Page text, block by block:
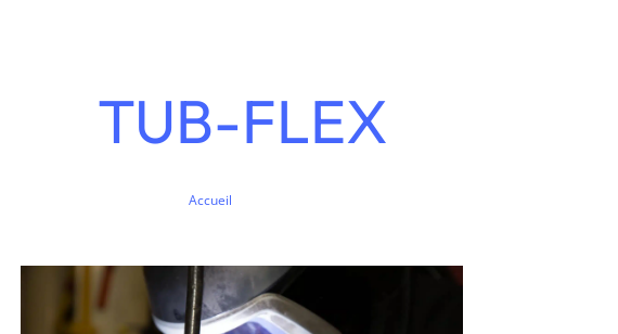
TUB-FLEX
Accueil
Externalisation marketing digital totale
pour une PME